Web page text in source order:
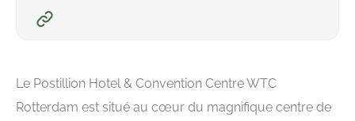
Le Postillion Hotel & Convention Centre WTC
Rotterdam est situé au cœur du magnifique centre de